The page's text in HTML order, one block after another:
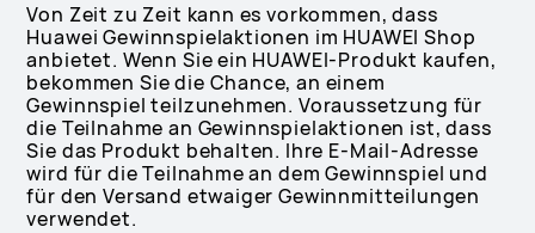
Von Zeit zu Zeit kann es vorkommen, dass
Huawei Gewinnspielaktionen im HUAWEI Shop
anbietet. Wenn Sie ein HUAWEI-Produkt kaufen,
bekommen Sie die Chance, an einem
Gewinnspiel teilzunehmen. Voraussetzung für
die Teilnahme an Gewinnspielaktionen ist, dass
Sie das Produkt behalten. Ihre E-Mail-Adresse
wird für die Teilnahme an dem Gewinnspiel und
für den Versand etwaiger Gewinnmitteilungen
verwendet.